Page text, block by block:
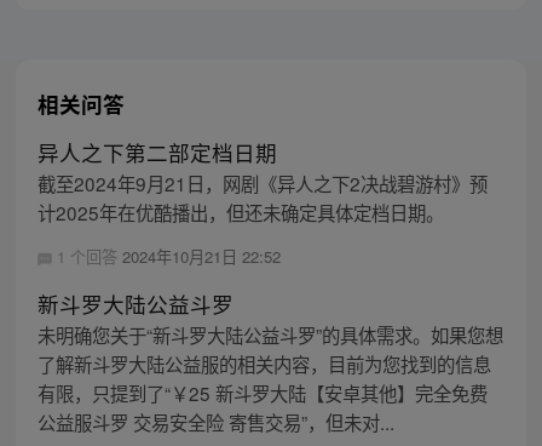
相关问答
异人之下第二部定档日期
截至2024年9月21日，网剧《异人之下2决战碧游村》预
计2025年在优酷播出，但还未确定具体定档日期。
1 个回答 2024年10月21日 22:52
新斗罗大陆公益斗罗
未明确您关于“新斗罗大陆公益斗罗”的具体需求。如果您想
了解新斗罗大陆公益服的相关内容，目前为您找到的信息
有限，只提到了“￥25 新斗罗大陆【安卓其他】完全免费
公益服斗罗 交易安全险 寄售交易”，但未对...